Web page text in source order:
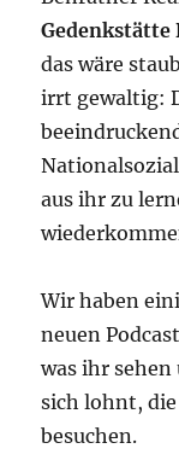
Gedenkstätte
das wäre
irrt gewaltig:
aus ihr zu
Wir haben
neuen
was ihr
sich lohnt,
besuchen.